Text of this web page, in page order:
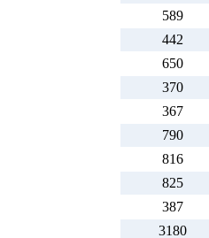
589
442
650
370
367
790
816
825
387
3180